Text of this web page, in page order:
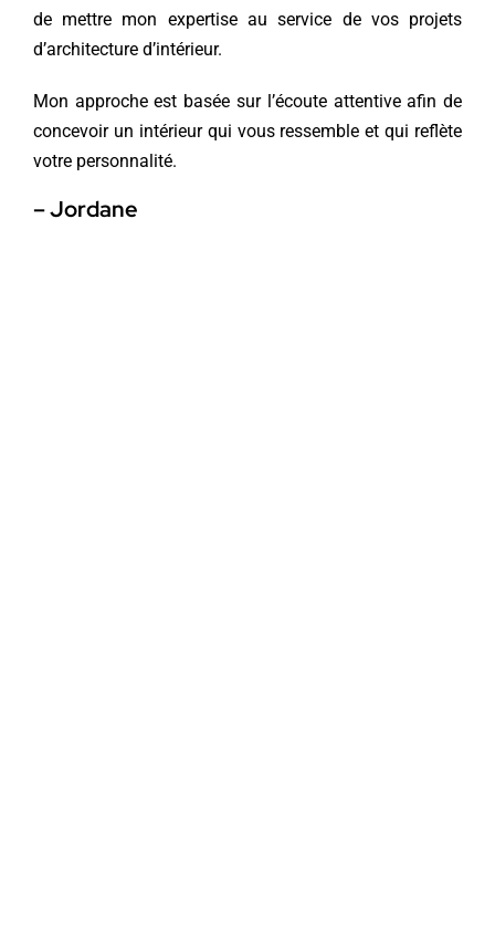
de mettre mon expertise au service de vos projets
d’architecture d’intérieur.
Mon approche est basée sur l’écoute attentive afin de
concevoir un intérieur qui vous ressemble et qui reflète
votre personnalité.
– Jordane